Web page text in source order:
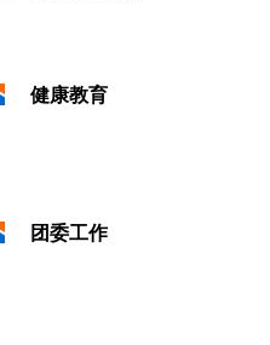
健康教育
团委工作